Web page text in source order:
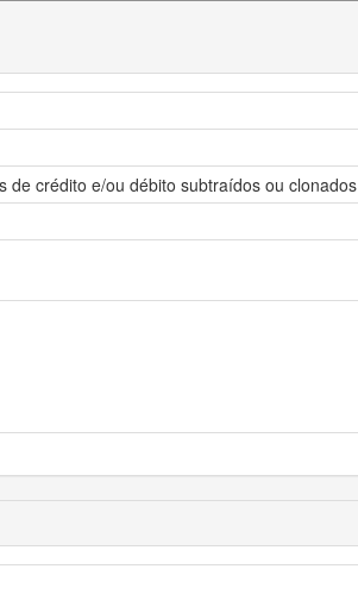
de crédito e/ou débito subtraídos ou clonados